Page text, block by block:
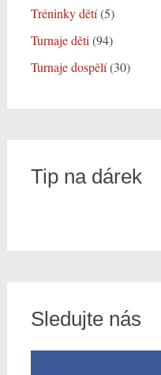
Tréninky dětí(5)
Turnaje děti (94)
Turnaje dospělí(30)
Tip na dárek
Sledujte nás